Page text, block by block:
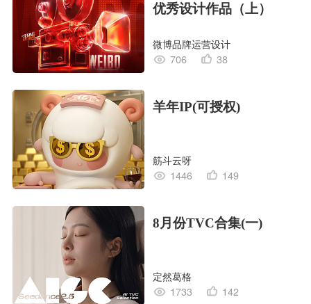
优秀设计作品（上）
微博品牌运营设计
706
38
羊年IP(可授权)
筋斗云呀
1446
149
8月份TVC合集(一)
定然葛格
1733
142